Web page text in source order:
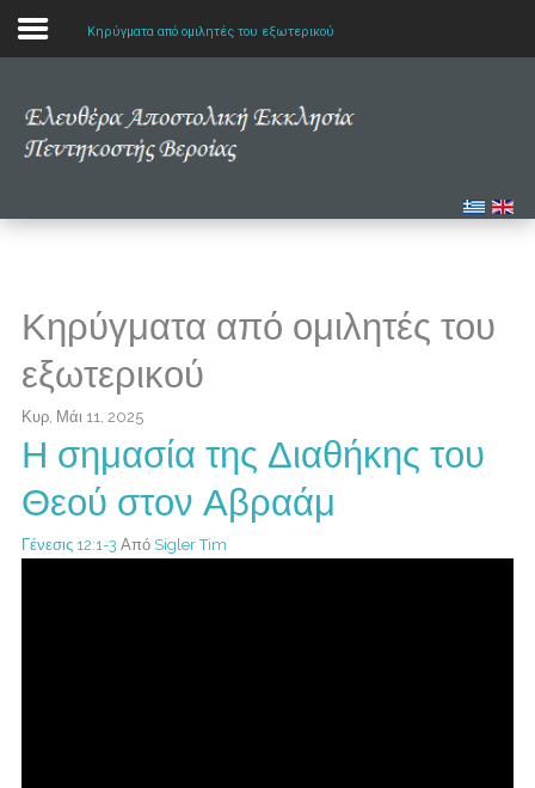
Αρχική
Μελετώντας την Αγία Γραφή
Κηρύγματα από ομιλητές του εξωτερικού
Κηρύγματα από ομιλητές του
εξωτερικού
Κυρ, Μάι 11, 2025
Η σημασία της Διαθήκης του
Θεού στον Αβραάμ
Γένεσις 12:1-3 Από Sigler Tim